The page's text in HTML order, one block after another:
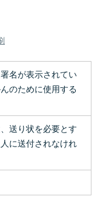
名が表示されてい
のために使用する
送り状を必要とす
に送付されなけれ